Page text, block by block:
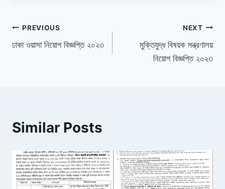
Post
navigation
PREVIOUS
ঢাকা ওয়াসা নিয়োগ বিজ্ঞপ্তি ২০২৩
NEXT
মুক্তিযুদ্ধ বিষয়ক মন্ত্রণালয়
নিয়োগ বিজ্ঞপ্তি ২০২৩
Similar Posts